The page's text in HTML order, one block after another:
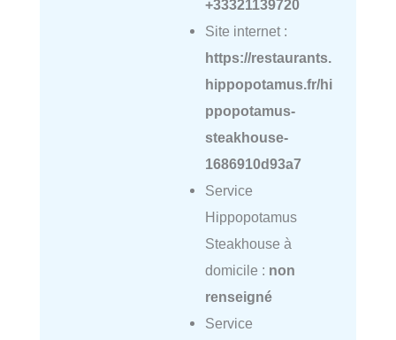
+33321139720
Site internet :
https://restaurants.
hippopotamus.fr/hi
ppopotamus-
steakhouse-
1686910d93a7
Service
Hippopotamus
Steakhouse à
domicile : non
renseigné
Service